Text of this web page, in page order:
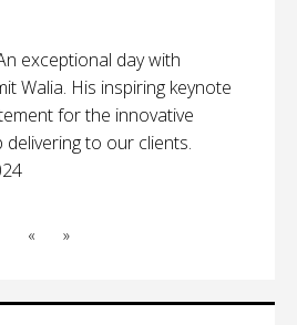
exceptional day with
Walia. His inspiring keynote
for the innovative
to our clients.
« »